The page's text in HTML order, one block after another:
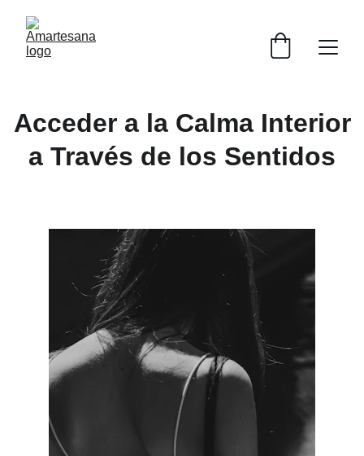
Acceder a la Calma Interior
a Través de los Sentidos